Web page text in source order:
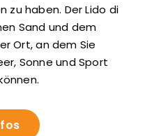
zu haben. Der Lido di
Sand und dem
Ort, an dem Sie
Sonne und Sport